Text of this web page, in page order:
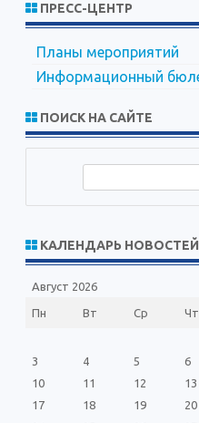
ПРЕСС-ЦЕНТР
Планы мероприятий
Информационный
ПОИСК НА САЙТЕ
с
к
КАЛЕНДАРЬ НОВОСТЕЙ
Август 2026
Пн Вт Ср Чт
3
4 5 6
10
11 12 13
17
18 19 20